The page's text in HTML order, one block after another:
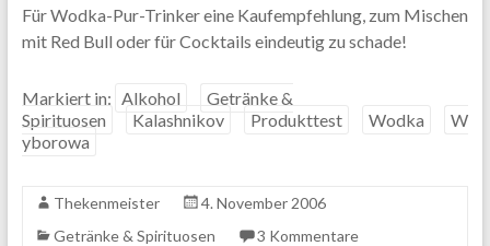
Für Wodka-Pur-Trinker eine Kaufempfehlung, zum Mischen
mit Red Bull oder für Cocktails eindeutig zu schade!
Markiert in: Alkohol
Getränke &
Spirituosen
Kalashnikov Produkttest Wodka
W
yborowa
Thekenmeister
4. November 2006
Getränke & Spirituosen
3 Kommentare